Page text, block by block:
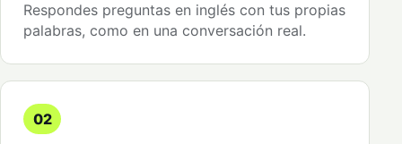
Respondes preguntas en inglés con tus propias
palabras, como en una conversación real.
02